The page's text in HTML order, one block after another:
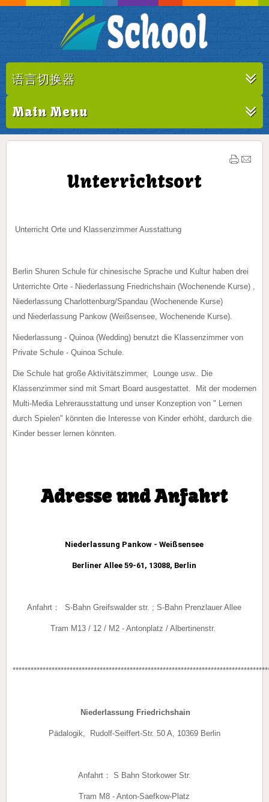
语言切换器
Main Menu
Unterrichtsort
Unterricht Orte und Klassenzimmer Ausstattung
Berlin Shuren Schule für chinesische Sprache und Kultur haben drei
Unterrichte Orte - Niederlassung Friedrichshain (Wochenende Kurse) ,
Niederlassung Charlottenburg/Spandau (Wochenende Kurse)
und Niederlassung Pankow (Weißsensee, Wochenende Kurse).
Niederlassung - Quinoa (Wedding) benutzt die Klassenzimmer von
Private Schule - Quinoa Schule.
Die Schule hat große Aktivitätszimmer, Lounge usw.. Die
Klassenzimmer sind mit Smart Board ausgestattet. Mit der modernen
Multi-Media Lehrerausstattung und unser Konzeption von " Lernen
durch Spielen" könnten die Interesse von Kinder erhöht, dardurch die
Kinder besser lernen könnten.
Adresse und Anfahrt
Niederlassung Pankow - Weißsensee
Berliner Allee 59-61, 13088, Berlin
Anfahrt： S-Bahn Greifswalder str. ; S-Bahn Prenzlauer Allee
Tram M13 / 12 / M2 - Antonplatz / Albertinenstr.
Niederlassung Friedrichshain
Pädalogik, Rudolf-Seiffert-Str. 50 A, 10369 Berlin
Anfahrt： S Bahn Storkower Str.
Tram M8 - Anton-Saefkow-Platz